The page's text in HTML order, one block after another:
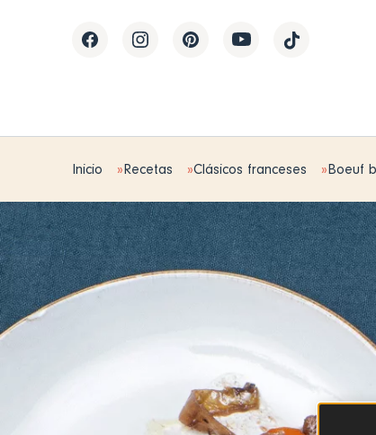
Inicio Recetas Clásicos franceses Boeuf